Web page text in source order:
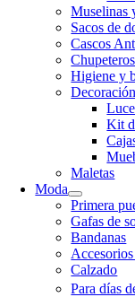
Muselinas
Sacos de
Cascos
Chupeteros
Higiene y
Kit
Maletas
Moda
Primera
Gafas de
Bandanas
Calzado
Para días